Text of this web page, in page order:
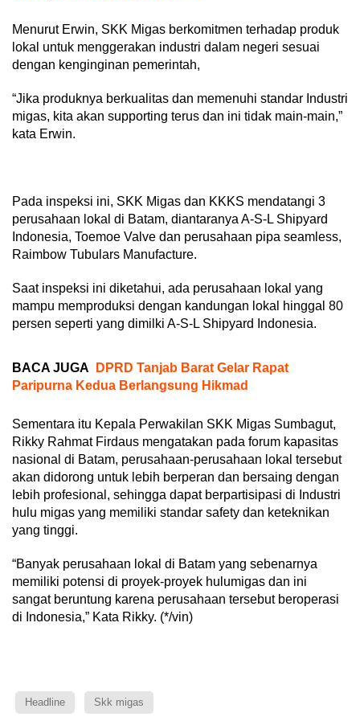
Menurut Erwin, SKK Migas berkomitmen terhadap produk
lokal untuk menggerakan industri dalam negeri sesuai
dengan kenginginan pemerintah,
“Jika produknya berkualitas dan memenuhi standar Industri
migas, kita akan supporting terus dan ini tidak main-main,”
kata Erwin.
Pada inspeksi ini, SKK Migas dan KKKS mendatangi 3
perusahaan lokal di Batam, diantaranya A-S-L Shipyard
Indonesia, Toemoe Valve dan perusahaan pipa seamless,
Raimbow Tubulars Manufacture.
Saat inspeksi ini diketahui, ada perusahaan lokal yang
mampu memproduksi dengan kandungan lokal hinggal 80
persen seperti yang dimilki A-S-L Shipyard Indonesia.
BACA JUGA
DPRD Tanjab Barat Gelar Rapat
Paripurna Kedua Berlangsung Hikmad
Sementara itu Kepala Perwakilan SKK Migas Sumbagut,
Rikky Rahmat Firdaus mengatakan pada forum kapasitas
nasional di Batam, perusahaan-perusahaan lokal tersebut
akan didorong untuk lebih berperan dan bersaing dengan
lebih profesional, sehingga dapat berpartisipasi di Industri
hulu migas yang memiliki standar safety dan keteknikan
yang tinggi.
“Banyak perusahaan lokal di Batam yang sebenarnya
memiliki potensi di proyek-proyek hulumigas dan ini
sangat beruntung karena perusahaan tersebut beroperasi
di Indonesia,” Kata Rikky. (*/vin)
Headline Skk migas